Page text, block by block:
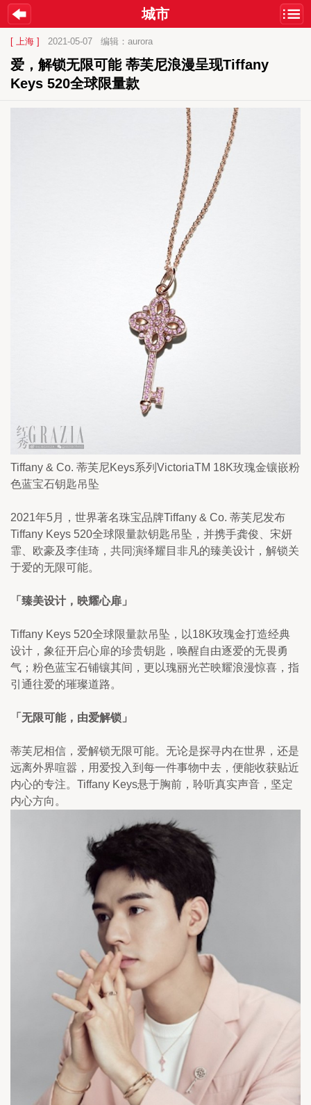
城市
[ 上海 ] 2021-05-07 编辑：aurora
爱，解锁无限可能 蒂芙尼浪漫呈现Tiffany
Keys 520全球限量款
Tiffany & Co. 蒂芙尼Keys系列VictoriaTM 18K玫瑰金镶嵌粉
色蓝宝石钥匙吊坠
2021年5月，世界著名珠宝品牌Tiffany & Co. 蒂芙尼发布
Tiffany Keys 520全球限量款钥匙吊坠，并携手龚俊、宋妍
霏、欧豪及李佳琦，共同演绎耀目非凡的臻美设计，解锁关
于爱的无限可能。
「臻美设计，映耀心扉」
Tiffany Keys 520全球限量款吊坠，以18K玫瑰金打造经典
设计，象征开启心扉的珍贵钥匙，唤醒自由逐爱的无畏勇
气；粉色蓝宝石铺镶其间，更以瑰丽光芒映耀浪漫惊喜，指
引通往爱的璀璨道路。
「无限可能，由爱解锁」
蒂芙尼相信，爱解锁无限可能。无论是探寻内在世界，还是
远离外界喧嚣，用爱投入到每一件事物中去，便能收获贴近
内心的专注。Tiffany Keys悬于胸前，聆听真实声音，坚定
内心方向。